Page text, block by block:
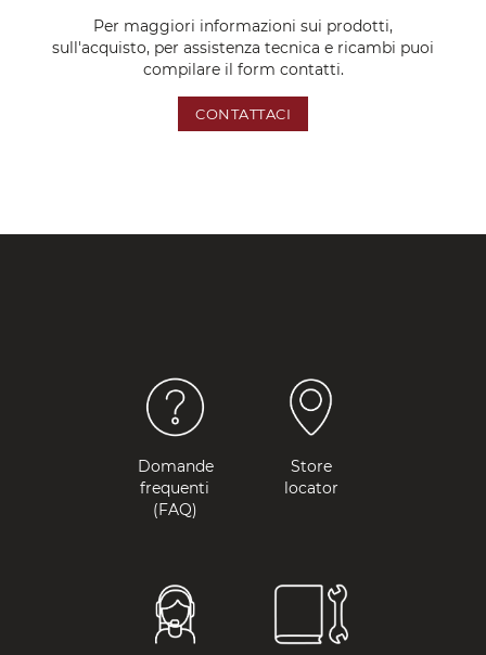
Per maggiori informazioni sui prodotti,
sull'acquisto, per assistenza tecnica e ricambi puoi
compilare il form contatti.
CONTATTACI
Domande
frequenti
(FAQ)
Store
locator